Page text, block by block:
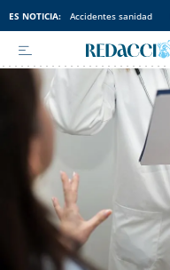
ES NOTICIA: Accidentes sanidad